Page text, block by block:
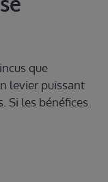
que
levier puissant
Si les bénéfices